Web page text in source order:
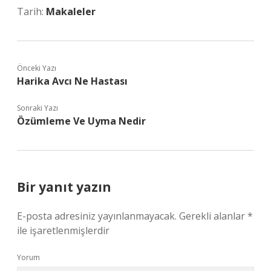
Tarih: Makaleler
Önceki Yazı
Harika Avcı Ne Hastası
Sonraki Yazı
Özümleme Ve Uyma Nedir
Bir yanıt yazın
E-posta adresiniz yayınlanmayacak. Gerekli alanlar*
ile işaretlenmişlerdir
Yorum